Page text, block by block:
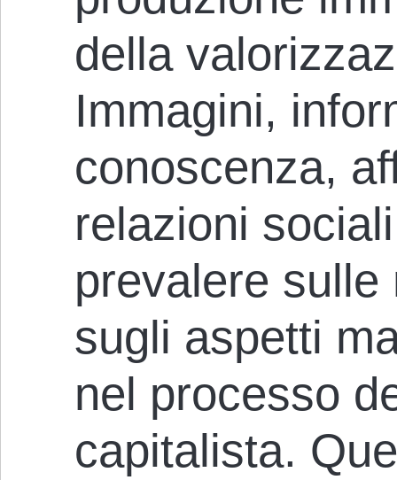
della
Immagini,
conoscenza,
relazioni
prevalere
sugli aspetti
nel processo
capitalista.